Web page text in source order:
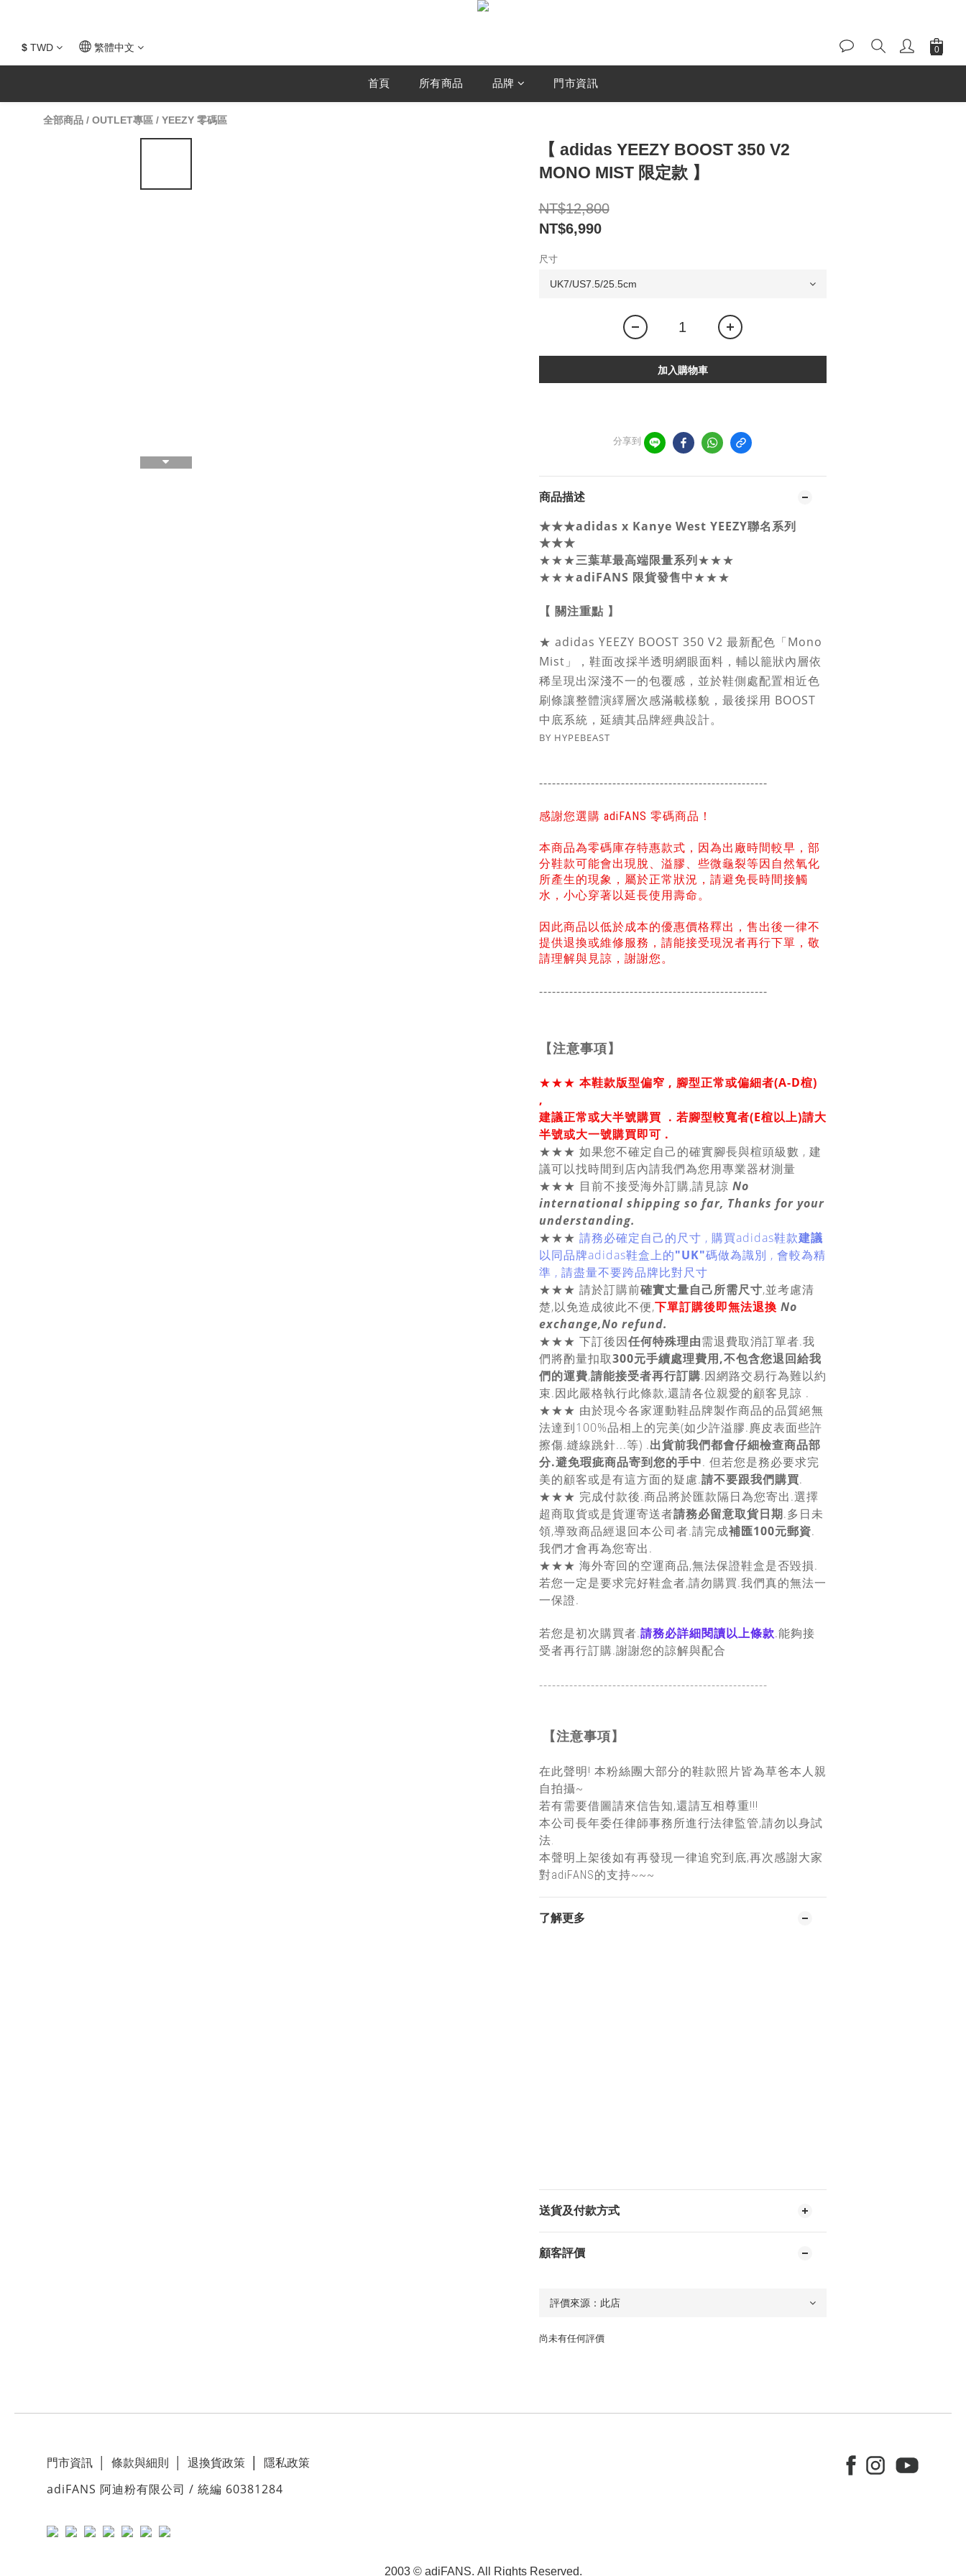
$ TWD 繁體中文
首頁 所有商品 品牌 門市資訊
全部商品 / OUTLET專區 / YEEZY 零碼區
【 adidas YEEZY BOOST 350 V2
MONO MIST 限定款 】
NT$12,800
NT$6,990
尺寸
加入購物車
分享到
商品描述
★★★adidas x Kanye West YEEZY聯名系列
★★★
★★★三葉草最高端限量系列★★★
★★★adiFANS 限貨發售中★★★
【 關注重點 】
★ adidas YEEZY BOOST 350 V2 最新配色「Mono
Mist」，鞋面改採半透明網眼面料，輔以籠狀內層依
稀呈現出深淺不一的包覆感，並於鞋側處配置相近色
刷條讓整體演繹層次感滿載樣貌，最後採用 BOOST
中底系統，延續其品牌經典設計。
BY HYPEBEAST
-----------------------------------------------------
感謝您選購 adiFANS 零碼商品！
本商品為零碼庫存特惠款式，因為出廠時間較早，部
分鞋款可能會出現脫、溢膠、些微龜裂等因自然氧化
所產生的現象，屬於正常狀況，請避免長時間接觸
水，小心穿著以延長使用壽命。
因此商品以低於成本的優惠價格釋出，售出後一律不
提供退換或維修服務，請能接受現況者再行下單，敬
請理解與見諒，謝謝您。
-----------------------------------------------------
【注意事項】
★★★ 本鞋款版型偏窄 , 腳型正常或偏細者(A-D楦)
,
建議正常或大半號購買 . 若腳型較寬者(E楦以上)請大
半號或大一號購買即可 .
★★★ 如果您不確定自己的確實腳長與楦頭級數 , 建
議可以找時間到店內請我們為您用專業器材測量
★★★ 目前不接受海外訂購,請見諒 No
international shipping so far, Thanks for your
understanding.
★★★ 請務必確定自己的尺寸 , 購買adidas鞋款建議
以同品牌adidas鞋盒上的"UK"碼做為識別 , 會較為精
準 , 請盡量不要跨品牌比對尺寸
★★★ 請於訂購前確實丈量自己所需尺寸,並考慮清
楚,以免造成彼此不便,下單訂購後即無法退換 No
exchange,No refund.
★★★ 下訂後因任何特殊理由需退費取消訂單者.我
們將酌量扣取300元手續處理費用,不包含您退回給我
們的運費,請能接受者再行訂購.因網路交易行為難以約
束.因此嚴格執行此條款,還請各位親愛的顧客見諒 .
★★★ 由於現今各家運動鞋品牌製作商品的品質絕無
法達到100%品相上的完美(如少許溢膠.麂皮表面些許
擦傷.縫線跳針...等) .出貨前我們都會仔細檢查商品部
分.避免瑕疵商品寄到您的手中. 但若您是務必要求完
美的顧客或是有這方面的疑慮.請不要跟我們購買.
★★★ 完成付款後.商品將於匯款隔日為您寄出.選擇
超商取貨或是貨運寄送者請務必留意取貨日期.多日未
領,導致商品經退回本公司者.請完成補匯100元郵資.
我們才會再為您寄出.
★★★ 海外寄回的空運商品,無法保證鞋盒是否毀損.
若您一定是要求完好鞋盒者,請勿購買.我們真的無法一
一保證.
若您是初次購買者.請務必詳細閱讀以上條款.能夠接
受者再行訂購.謝謝您的諒解與配合
-----------------------------------------------------
【注意事項】
在此聲明! 本粉絲團大部分的鞋款照片皆為草爸本人親
自拍攝~
若有需要借圖請來信告知,還請互相尊重!!!
本公司長年委任律師事務所進行法律監管,請勿以身試
法.
本聲明上架後如有再發現一律追究到底,再次感謝大家
對adiFANS的支持~~~
了解更多
送貨及付款方式
顧客評價
尚未有任何評價
門市資訊 條款與細則 退換貨政策 隱私政策
adiFANS 阿迪粉有限公司 / 統編 60381284
2003 © adiFANS. All Rights Reserved.